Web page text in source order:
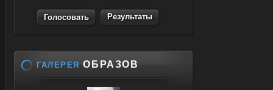
Результаты
ГАЛЕРЕЯ ОБРАЗОВ